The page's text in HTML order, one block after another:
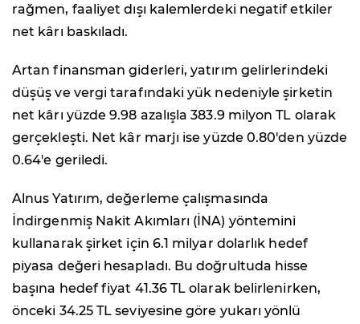
rağmen, faaliyet dışı kalemlerdeki negatif etkiler
net kârı baskıladı.
Artan finansman giderleri, yatırım gelirlerindeki
düşüş ve vergi tarafındaki yük nedeniyle şirketin
net kârı yüzde 9.98 azalışla 383.9 milyon TL olarak
gerçekleşti. Net kâr marjı ise yüzde 0.80'den yüzde
0.64'e geriledi.
Alnus Yatırım, değerleme çalışmasında
İndirgenmiş Nakit Akımları (İNA) yöntemini
kullanarak şirket için 6.1 milyar dolarlık hedef
piyasa değeri hesapladı. Bu doğrultuda hisse
başına hedef fiyat 41.36 TL olarak belirlenirken,
önceki 34.25 TL seviyesine göre yukarı yönlü